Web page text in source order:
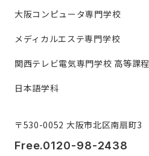
大阪コンピュータ専門学校
メディカルエステ専門学校
関西テレビ電気専門学校 高等課程
日本語学科
〒530-0052 大阪市北区南扇町3
Free.0120-98-2438